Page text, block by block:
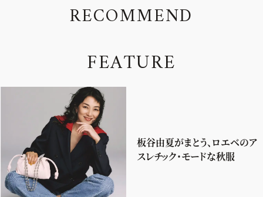
RECOMMEND
FEATURE
板谷由夏がまとう、ロエベのア
スレチック・モードな秋服